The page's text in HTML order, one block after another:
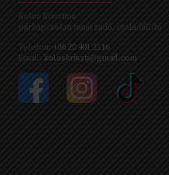
Kolos Krisztina
párkapcsolati tanácsadó, családállító
Telefon: +36 20 401 2116
Email: koloskriszti@gmail.com